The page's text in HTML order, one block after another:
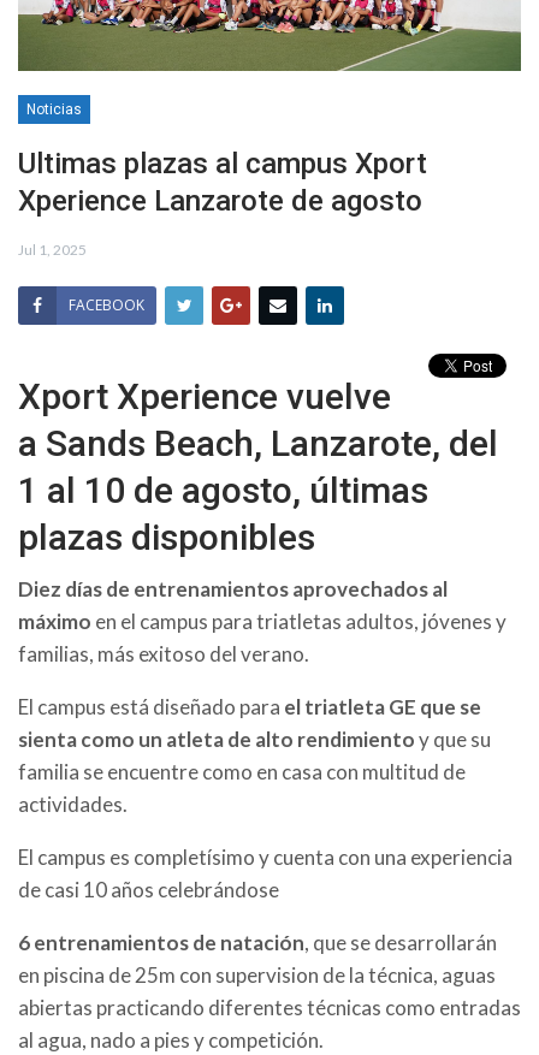
Noticias
Ultimas plazas al campus Xport
Xperience Lanzarote de agosto
Jul 1, 2025
FACEBOOK
Xport Xperience vuelve
a Sands Beach, Lanzarote, del
1 al 10 de agosto, últimas
plazas disponibles
Diez días de entrenamientos aprovechados al
máximo en el campus para triatletas adultos, jóvenes y
familias, más exitoso del verano.
El campus está diseñado para el triatleta GE que se
sienta como un atleta de alto rendimientoy que su
familia se encuentre como en casa con multitud de
actividades.
El campus es completísimo y cuenta con una experiencia
de casi 10 años celebrándose
6 entrenamientos de natación, que se desarrollarán
en piscina de 25m con supervision de la técnica, aguas
abiertas practicando diferentes técnicas como entradas
al agua, nado a pies y competición.